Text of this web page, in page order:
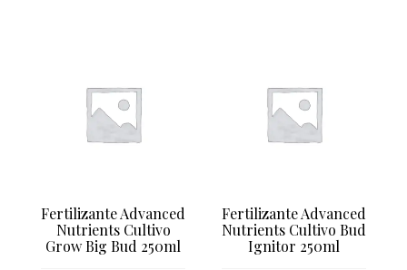
Fertilizante Advanced
Nutrients Cultivo
Grow Big Bud 250ml
Fertilizante Advanced
Nutrients Cultivo Bud
Ignitor 250ml